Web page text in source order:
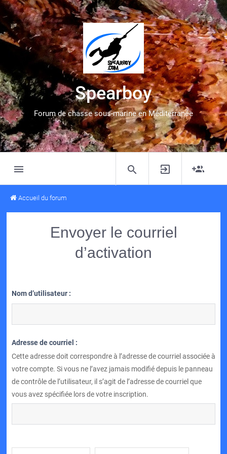
Spearboy
Forum de chasse sous-marine en Méditerranée
Accueil du forum
Envoyer le courriel
d’activation
Nom d’utilisateur :
Adresse de courriel :
Cette adresse doit correspondre à l’adresse de courriel associée à
votre compte. Si vous ne l’avez jamais modifié depuis le panneau
de contrôle de l’utilisateur, il s’agit de l’adresse de courriel que
vous avez spécifiée lors de votre inscription.